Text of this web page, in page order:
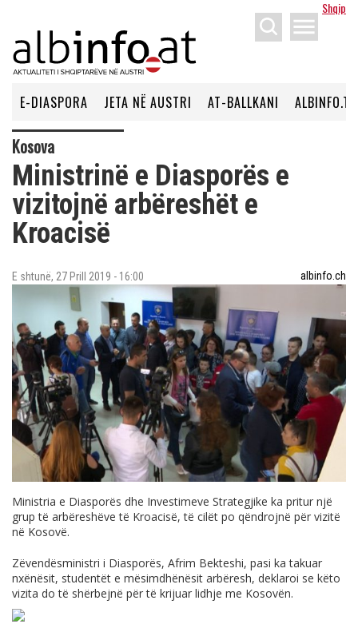
Shqip
menu
E-DIASPORA JETA NË AUSTRI AT-BALLKANI ALBINFO.TV
Kosova
Ministrinë e Diasporës e
vizitojnë arbëreshët e
Kroacisë
E shtunë, 27 Prill 2019 - 16:00 albinfo.ch
Ministria e Diasporës dhe Investimeve Strategjike ka pritur një
grup të arbëreshëve të Kroacisë, të cilët po qëndrojnë për vizitë
në Kosovë.
Zëvendësministri i Diasporës, Afrim Bekteshi, pasi ka takuar
nxënësit, studentët e mësimdhënësit arbëresh, deklaroi se këto
vizita do të shërbejnë për të krijuar lidhje me Kosovën.